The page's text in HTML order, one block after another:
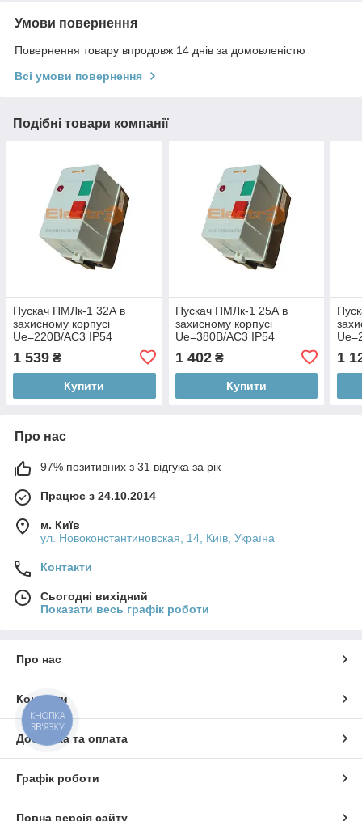
Умови повернення
Повернення товару впродовж 14 днів за домовленістю
Всі умови повернення
Подібні товари компанії
Пускач ПМЛк-1 32А в
захисному корпусі
Ue=220В/АС3 IP54
1 539 ₴
Купити
Пускач ПМЛк-1 25А в
захисному корпусі
Ue=380В/АС3 IP54
1 402₴
Купити
1
Про нас
97% позитивних з 31 відгука за рік
Працює з 24.10.2014
м. Київ
ул. Новоконстантиновская, 14, Київ, Україна
Контакти
Сьогодні вихідний
Показати весь графік роботи
Про нас
Контакти
Доставка та оплата
Графік роботи
Повна версія сайту
КНОПКА
ЗВ'ЯЗКУ